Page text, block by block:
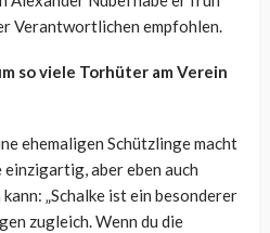
Verantwortlichen empfohlen.
so viele Torhüter am Verein
ehemaligen Schützlinge macht
aber eben auch
„Schalke ist ein besonderer
zugleich. Wenn du die